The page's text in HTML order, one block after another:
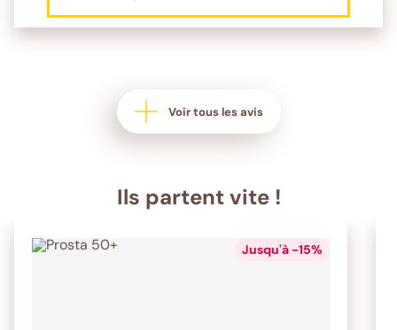
Voir tous les avis
Ils partent vite !
Jusqu'à -15%